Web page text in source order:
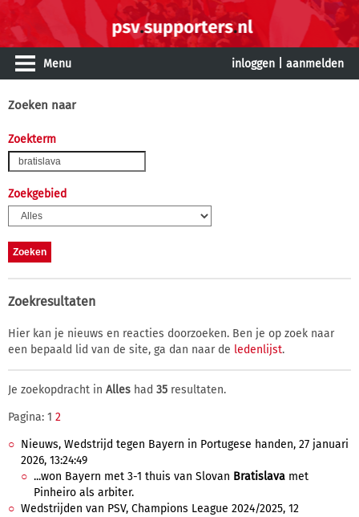
Menu inloggen aanmelden
Zoeken naar
Zoekterm
Zoekgebied
Zoekresultaten
Hier kan je nieuws en reacties doorzoeken. Ben je op zoek naar
een bepaald lid van de site, ga dan naar de ledenlijst.
Je zoekopdracht in Alles had 35 resultaten.
Pagina: 1 2
Nieuws, Wedstrijd tegen Bayern in Portugese handen, 27 januari
2026, 13:24:49
...won Bayern met 3-1 thuis van Slovan Bratislava met
Pinheiro als arbiter.
Wedstrijden van PSV, Champions League 2024/2025, 12